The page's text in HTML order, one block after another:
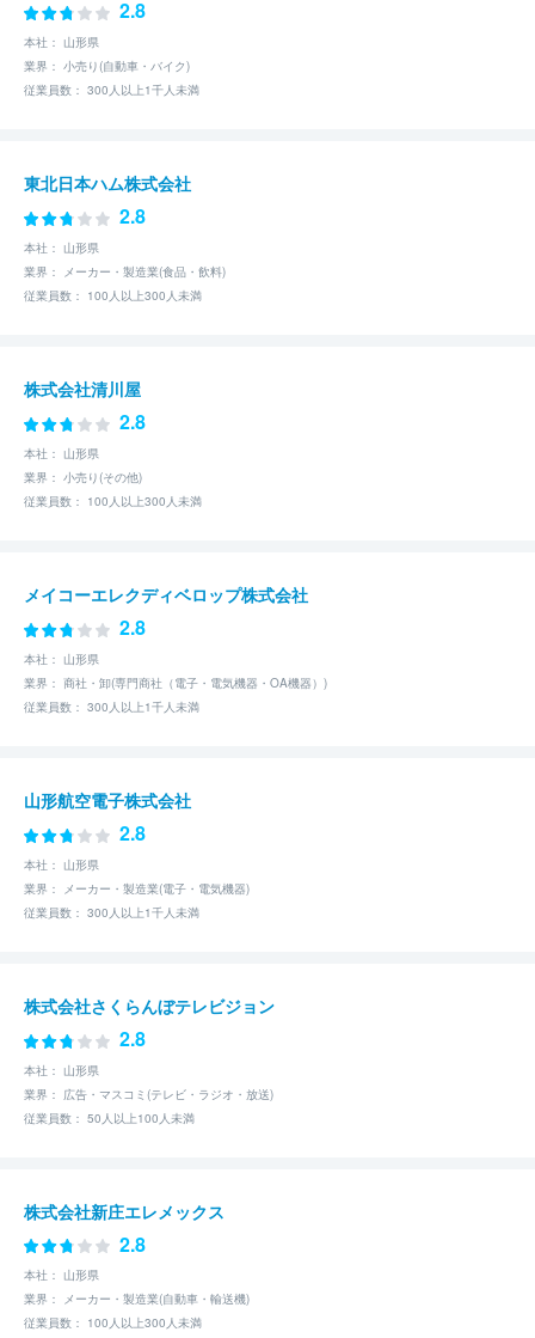
2.8
本社： 山形県
業界： 小売り(自動車・バイク)
従業員数： 300人以上1千人未満
東北日本ハム株式会社
2.8
本社： 山形県
業界： メーカー・製造業(食品・飲料)
従業員数： 100人以上300人未満
株式会社清川屋
2.8
本社： 山形県
業界： 小売り(その他)
従業員数： 100人以上300人未満
メイコーエレクディベロップ株式会社
2.8
本社： 山形県
業界： 商社・卸(専門商社（電子・電気機器・OA機器）)
従業員数： 300人以上1千人未満
山形航空電子株式会社
2.8
本社： 山形県
業界： メーカー・製造業(電子・電気機器)
従業員数： 300人以上1千人未満
株式会社さくらんぼテレビジョン
2.8
本社： 山形県
業界： 広告・マスコミ(テレビ・ラジオ・放送)
従業員数： 50人以上100人未満
株式会社新庄エレメックス
2.8
本社： 山形県
業界： メーカー・製造業(自動車・輸送機)
従業員数： 100人以上300人未満